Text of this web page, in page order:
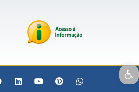
Open toolbar